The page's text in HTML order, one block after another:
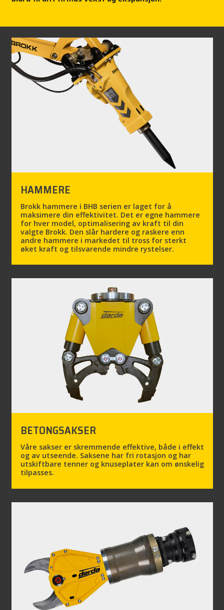
KARRIERE
MY BROKK
HAMMERE
Brokk hammere i BHB serien er laget for å
maksimere din effektivitet. Det er egne hammere
for hver model, optimalisering av kraft til din
valgte Brokk. Den slår hardere og raskere enn
andre hammere i markedet til tross for sterkt
øket kraft og tilsvarende mindre rystelser.
BETONGSAKSER
Våre sakser er skremmende effektive, både i effekt
og av utseende. Saksene har fri rotasjon og har
utskiftbare tenner og knuseplater kan om ønskelig
tilpasses.